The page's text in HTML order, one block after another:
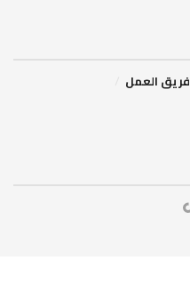
فريق العمل